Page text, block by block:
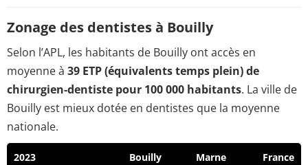
Zonage des dentistes à Bouilly
Selon l’APL, les habitants de Bouilly ont accès en
moyenne à 39 ETP (équivalents temps plein) de
chirurgien-dentiste pour 100 000 habitants. La ville de
Bouilly est mieux dotée en dentistes que la moyenne
nationale.
2023 Bouilly Marne France